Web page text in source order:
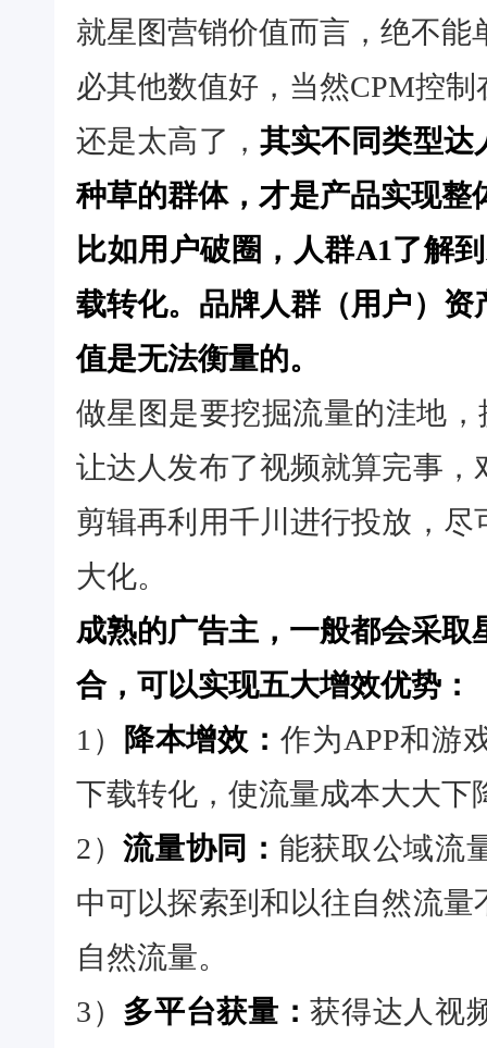
就星图营销价值而言，绝不能
必其他数值好，当然CPM控
还是太高了， 其实不同类型达
种草的群体，才是产品实现整
比如用户破圈，人群A1了解
载转化。品牌人群（用户）
值是无法衡量的。
做星图是要挖掘流量的洼地
让达人发布了视频就算完事
剪辑再利用千川进行投放，
大化。
成熟的广告主，一般都会采
合，可以实现五大增效优势：
1）
降本增效： 作为APP和游
下载转化，使流量成本大大下
2）流量协同： 能获取公域流
中可以探索到和以往自然流
自然流量。
3） 多平台获量：获得达人视